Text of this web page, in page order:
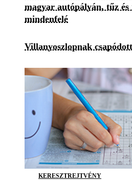
magyar autópályán, tűz és
mindenfelé
Villanyoszlopnak
KERESZTREJTVÉNY